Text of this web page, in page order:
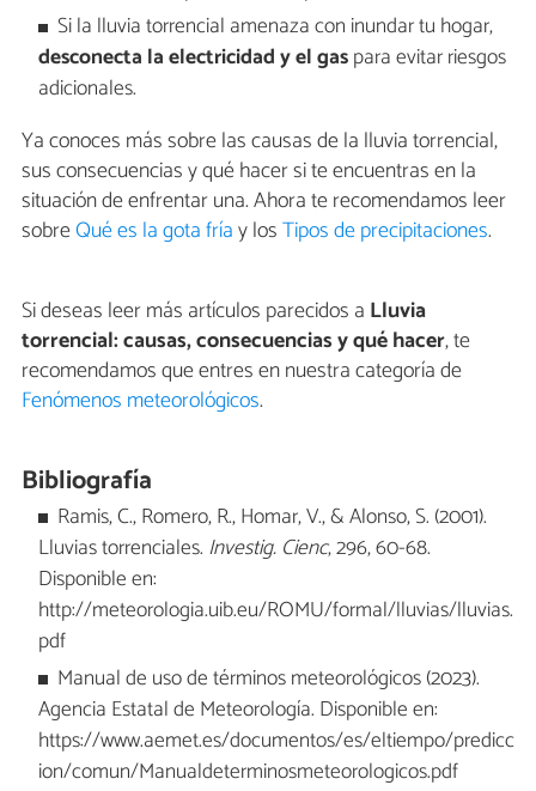
Si la lluvia torrencial amenaza con inundar tu hogar,
desconecta la electricidad y el gaspara evitar riesgos
adicionales.
Ya conoces más sobre las causas de la lluvia torrencial,
sus consecuencias y qué hacer si te encuentras en la
situación de enfrentar una. Ahora te recomendamos leer
sobreQué es la gota fríay losTipos de precipitaciones.
Si deseas leer más artículos parecidos a Lluvia
torrencial: causas, consecuencias y qué hacer, te
recomendamos que entres en nuestra categoría de
Fenómenos meteorológicos.
Bibliografía
Ramis, C., Romero, R., Homar, V., & Alonso, S. (2001).
Lluvias torrenciales. Investig. Cienc, 296, 60-68.
Disponible en:
http://meteorologia.uib.eu/ROMU/formal/lluvias/lluvias.
pdf
Manual de uso de términos meteorológicos (2023).
Agencia Estatal de Meteorología. Disponible en:
https://www.aemet.es/documentos/es/eltiempo/predicc
ion/comun/Manualdeterminosmeteorologicos.pdf